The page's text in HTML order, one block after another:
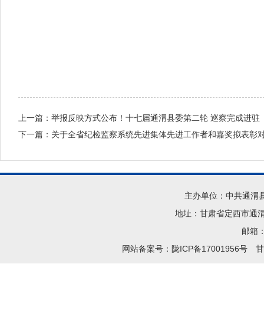
上一篇： 举报反映方式公布！十七届通渭县委第二轮 巡察完成进驻
下一篇： 关于全省纪检监察系统先进集体先进工作者和嘉奖拟表彰
主办单位：中共通渭
地址：甘肃省定西市通
邮箱
网站备案号：陇ICP备17001956号